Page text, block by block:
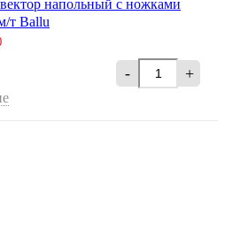
напольный с ножками
т Ballu
- +